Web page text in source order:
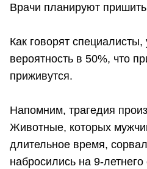
Врачи планируют
Как говорят
вероятность в 50%, что
приживутся.
Напомним, трагедия
Животные, которых
длительное время,
набросились на 9-летнего